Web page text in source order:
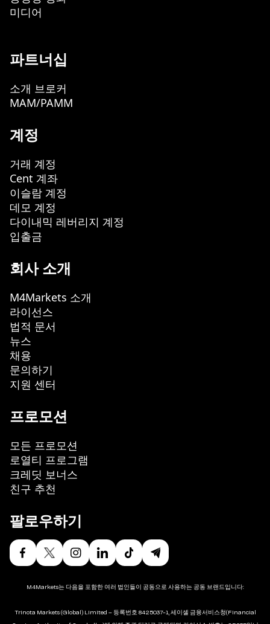
미디어
파트너십
소개 브로커
MAM/PAMM
계정
거래 계정
Cent 계좌
이슬람 계정
데모 계정
다이내믹 레버리지 계정
입출금
회사 소개
M4Markets 소개
라이선스
법적 문서
뉴스
채용
문의하기
지원 센터
프로모션
모든 프로모션
로열티 프로그램
크레딧 보너스
친구 추천
팔로우하기
M4Markets는 다음을 포함한 여러 법인들이 공동으로 사용하는 공동 브랜드입니다:
Trinota Markets (Global) Limited – 등록번호 8425037-1, 세이셸 금융서비스청(Financial